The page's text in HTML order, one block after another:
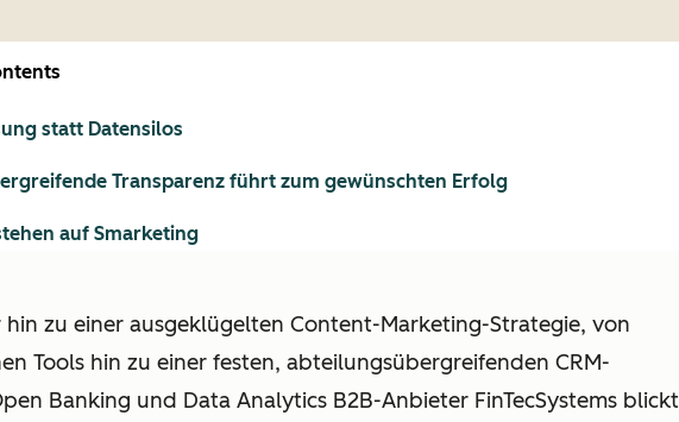
hin zu einer ausgeklügelten Content-Marketing-Strategie, von
Tools hin zu einer festen, abteilungsübergreifenden CRM-
Banking und Data Analytics B2B-Anbieter FinTecSystems blickt
statt Datensilos
Transparenz führt zum gewünschten Erfolg
auf Smarketing